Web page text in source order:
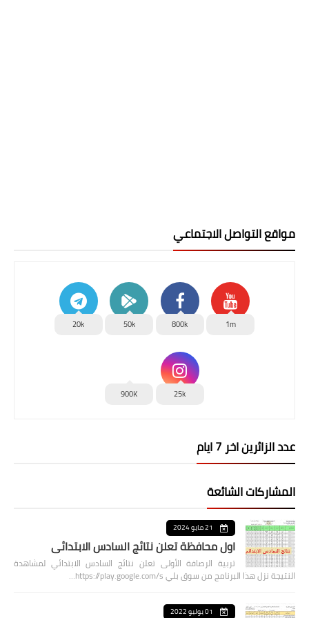
مواقع التواصل الاجتماعي
1m
800k
50k
20k
25k
900K
عدد الزائرين اخر 7 ايام
المشاركات الشائعة
21 مايو 2024
اول محافظة تعلن نتائج السادس الابتدائي
تربية الرصافة الأولى تعلن نتائج السادس الابتدائي لمشاهدة
النتيجة نزل هذا البرنامج من سوق بلي https://play.google.com/s…
01 يوليو 2022